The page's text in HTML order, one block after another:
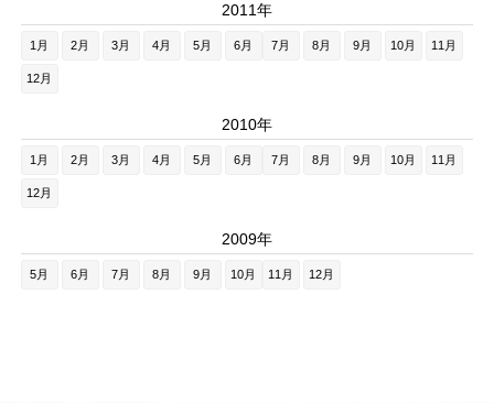
2011年
1月 2月 3月 4月 5月 6月 7月 8月 9月 10月 11月
12月
2010年
1月 2月 3月 4月 5月 6月 7月 8月 9月 10月 11月
12月
2009年
5月 6月 7月 8月 9月 10月 11月 12月